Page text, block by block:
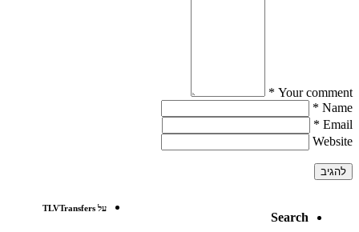
Your comment *
Name *
Email *
Website
Search
על TLVTransfers